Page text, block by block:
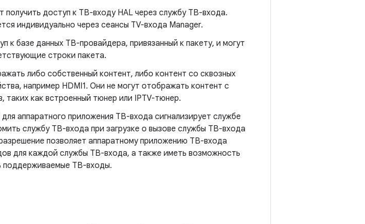
доступ к ТВ-входу HAL через службу ТВ-входа.
индивидуально через сеансы TV-входа Manager.
базе данных ТВ-провайдера, привязанный к пакету, и могут
строки пакета.
либо собственный контент, либо контент со сквозных
например HDMI1. Они не могут отображать контент с
таких как встроенный тюнер или IPTV-тюнер.
для аппаратного приложения ТВ-входа сигнализирует службе
службу ТВ-входа при загрузке о вызове службы ТВ-входа
позволяет аппаратному приложению ТВ-входа
для каждой службы ТВ-входа, а также иметь возможность
поддерживаемые ТВ-входы.